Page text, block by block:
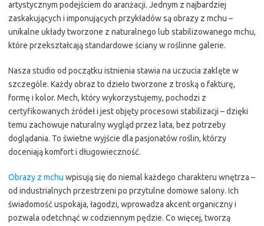
artystycznym podejściem do aranżacji. Jednym z najbardziej
zaskakujących i imponujących przykładów są obrazy z mchu –
unikalne układy tworzone z naturalnego lub stabilizowanego mchu,
które przekształcają standardowe ściany w roślinne galerie.
Nasza studio od początku istnienia stawia na uczucia zaklęte w
szczególe. Każdy obraz to dzieło tworzone z troską o fakturę,
formę i kolor. Mech, który wykorzystujemy, pochodzi z
certyfikowanych źródeł i jest objęty procesowi stabilizacji – dzięki
temu zachowuje naturalny wygląd przez lata, bez potrzeby
doglądania. To świetne wyjście dla pasjonatów roślin, którzy
doceniają komfort i długowieczność.
Obrazy z mchu wpisują się do niemal każdego charakteru wnętrza –
od industrialnych przestrzeni po przytulne domowe salony. Ich
świadomość uspokaja, łagodzi, wprowadza akcent organiczny i
pozwala odetchnąć w codziennym pędzie. Co więcej, tworzą